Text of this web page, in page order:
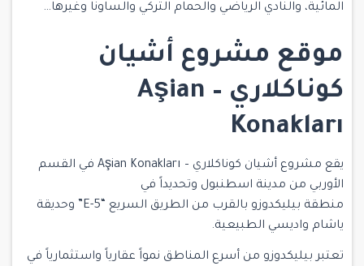
المائية، والنادي الرياضي والحمام التركي والساونا وغيرها…
موقع مشروع أشيان
كوناكلاري – Aşian
Konakları
يقع مشروع أشيان كوناكلاري – Aşian Konakları في القسم
الأوربي من مدينة اسطنبول وتحديداً في
منطقة بيليكدوزو بالقرب من الطريق السريع “E-5” وحديقة
ياشام واديسي الطبيعية.
تعتبر بيليكدوزو من أسرع المناطق نمواً عقارياً واستثمارياً في